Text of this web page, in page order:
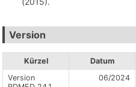
Version
Kürzel Datum
Version
06/2024